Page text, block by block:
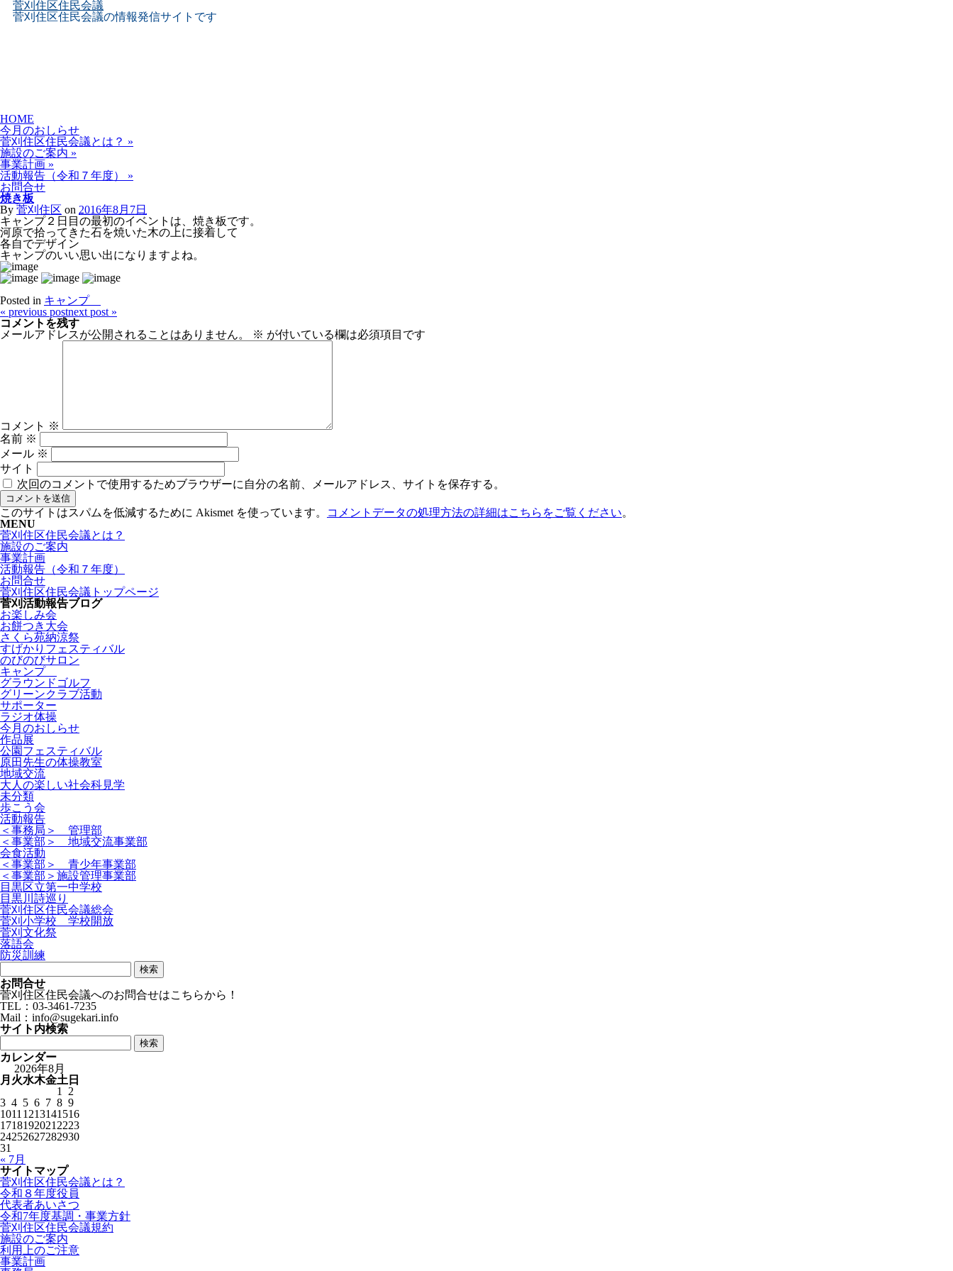
菅刈住区住民会議
菅刈住区住民会議の情報発信サイトです
Skip
to
content
HOME
今月のおしらせ
菅刈住区住民会議とは？ »
施設のご案内 »
事業計画 »
活動報告（令和７年度）
»
お問合せ
焼き板
By 菅刈住区 on 2016年8月7日
キャンプ２日目の最初のイベントは、焼き板です。
河原で拾ってきた石を焼いた木の上に接着して
各自でデザイン
キャンプのいい思い出になりますよね。
Posted in キャンプ
« previous postnext post »
コメントを残す
メールアドレスが公開されることはありません。
※ が付いている欄は必須項目です
コメント ※
名前 ※
メール ※
サイト
次回のコメントで使用するためブラウザーに自分の名前、メールアドレス、サイトを保存する。
このサイトはスパムを低減するために Akismet を使っています。 コメントデータの処理方法の詳細はこちらをご覧ください。
MENU
菅刈住区住民会議とは？
施設のご案内
事業計画
活動報告（令和７年度）
お問合せ
菅刈住区住民会議トップページ
菅刈活動報告ブログ
お楽しみ会
お餅つき大会
さくら苑納涼祭
すげかりフェスティバル
のびのびサロン
キャンプ
グラウンドゴルフ
グリーンクラブ活動
サポーター
ラジオ体操
今月のおしらせ
作品展
公園フェスティバル
原田先生の体操教室
地域交流
大人の楽しい社会科見学
未分類
歩こう会
活動報告
＜事務局＞ 管理部
＜事業部＞ 地域交流事業部
会食活動
＜事業部＞ 青少年事業部
＜事業部＞施設管理事業部
目黒区立第一中学校
目黒川詩巡り
菅刈住区住民会議総会
菅刈小学校 学校開放
菅刈文化祭
落語会
防災訓練
検
索:
お問合せ
菅刈住区住民会議へのお問合せはこちらから！
TEL：03-3461-7235
Mail：info@sugekari.info
サイト内検索
検
索:
カレンダー
2026年8月
月 火水木金土 日
1
2
3 4 5 6 7 8 9
1011 1213141516
1718192021 2223
24252627282930
31
« 7月
サイトマップ
菅刈住区住民会議とは？
令和８年度役員
代表者あいさつ
令和7年度基調・事業方針
菅刈住区住民会議規約
施設のご案内
利用上のご注意
事業計画